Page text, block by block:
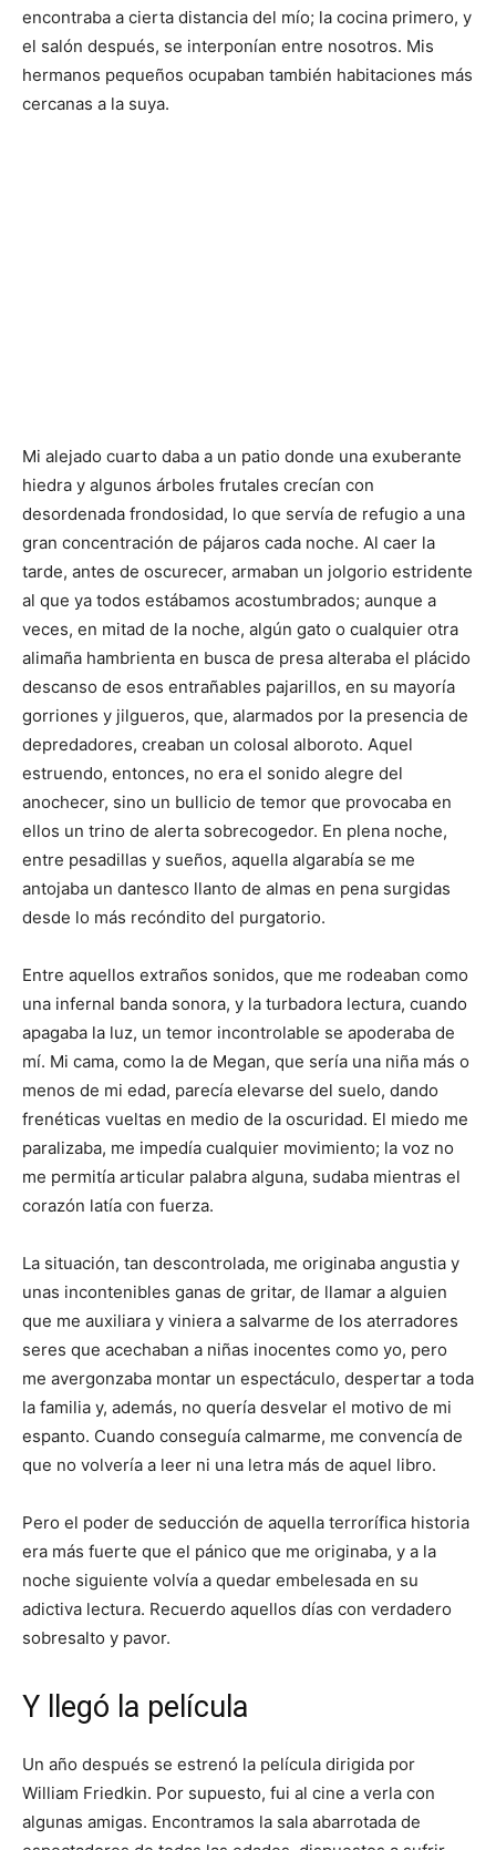
encontraba a cierta distancia del mío; la cocina primero, y
el salón después, se interponían entre nosotros. Mis
hermanos pequeños ocupaban también habitaciones más
cercanas a la suya.
Mi alejado cuarto daba a un patio donde una exuberante
hiedra y algunos árboles frutales crecían con
desordenada frondosidad, lo que servía de refugio a una
gran concentración de pájaros cada noche. Al caer la
tarde, antes de oscurecer, armaban un jolgorio estridente
al que ya todos estábamos acostumbrados; aunque a
veces, en mitad de la noche, algún gato o cualquier otra
alimaña hambrienta en busca de presa alteraba el plácido
descanso de esos entrañables pajarillos, en su mayoría
gorriones y jilgueros, que, alarmados por la presencia de
depredadores, creaban un colosal alboroto. Aquel
estruendo, entonces, no era el sonido alegre del
anochecer, sino un bullicio de temor que provocaba en
ellos un trino de alerta sobrecogedor. En plena noche,
entre pesadillas y sueños, aquella algarabía se me
antojaba un dantesco llanto de almas en pena surgidas
desde lo más recóndito del purgatorio.
Entre aquellos extraños sonidos, que me rodeaban como
una infernal banda sonora, y la turbadora lectura, cuando
apagaba la luz, un temor incontrolable se apoderaba de
mí. Mi cama, como la de Megan, que sería una niña más o
menos de mi edad, parecía elevarse del suelo, dando
frenéticas vueltas en medio de la oscuridad. El miedo me
paralizaba, me impedía cualquier movimiento; la voz no
me permitía articular palabra alguna, sudaba mientras el
corazón latía con fuerza.
La situación, tan descontrolada, me originaba angustia y
unas incontenibles ganas de gritar, de llamar a alguien
que me auxiliara y viniera a salvarme de los aterradores
seres que acechaban a niñas inocentes como yo, pero
me avergonzaba montar un espectáculo, despertar a toda
la familia y, además, no quería desvelar el motivo de mi
espanto. Cuando conseguía calmarme, me convencía de
que no volvería a leer ni una letra más de aquel libro.
Pero el poder de seducción de aquella terrorífica historia
era más fuerte que el pánico que me originaba, y a la
noche siguiente volvía a quedar embelesada en su
adictiva lectura. Recuerdo aquellos días con verdadero
sobresalto y pavor.
Y llegó la película
Un año después se estrenó la película dirigida por
William Friedkin. Por supuesto, fui al cine a verla con
algunas amigas. Encontramos la sala abarrotada de